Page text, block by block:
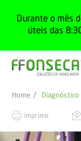
Durante o mês
úteis das
Home Diagnóstico
Imprimir